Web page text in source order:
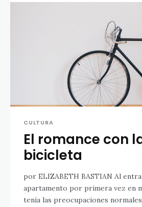
CULTURA
El romance con
bicicleta
por ELIZABETH BASTIAN Al entrar a mi
apartamento por primera vez en
tenía las preocupaciones